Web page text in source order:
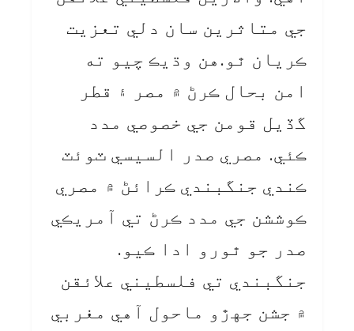
جي متاثرين سان دلي تعزيت
ڪريان ٿو.هن وڌيڪ چيو ته
امن بحال ڪرڻ ۾ مصر ۽ قطر
گڏيل قومن جي خصوصي مدد
ڪئي. مصري صدر السيسي ٽوئٽ
ڪندي جنگبندي ڪرائڻ ۾ مصري
ڪوششن جي مدد ڪرڻ تي آمريڪي
صدر جو ٿورو ادا ڪيو.
جنگبندي تي فلسطيني علائقن
۾ جشن جهڙو ماحول آهي مغربي